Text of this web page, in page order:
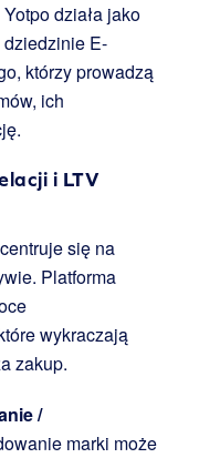
działa jako
E-
którzy prowadzą
ich
i LTV
się na
Platforma
wykraczają
zakup.
/
marki może